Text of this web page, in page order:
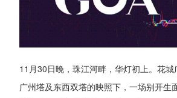
11月30日晚，珠江河畔，华灯初上。花
广州塔及东西双塔的映照下，一场别开生